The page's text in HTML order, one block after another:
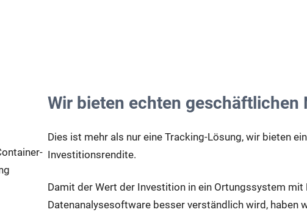
Wir bieten echten geschäftlichen
Dies ist mehr als nur eine Tracking-Lösung, wir bieten
Investitionsrendite.
Damit der Wert der Investition in ein Ortungssystem mit
Datenanalysesoftware besser verständlich wird, haben